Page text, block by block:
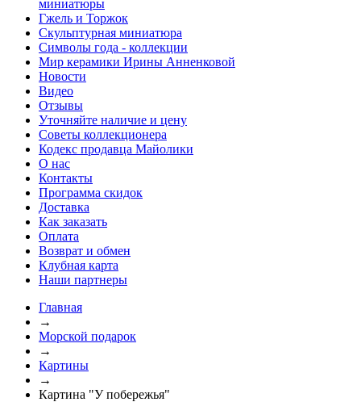
миниатюры
Гжель и Торжок
Скульптурная миниатюра
Символы года - коллекции
Мир керамики Ирины Анненковой
Новости
Видео
Отзывы
Уточняйте наличие и цену
Советы коллекционера
Кодекс продавца Майолики
О нас
Контакты
Программа скидок
Доставка
Как заказать
Оплата
Возврат и обмен
Клубная карта
Наши партнеры
Главная
→
Морской подарок
→
Картины
→
Картина "У побережья"